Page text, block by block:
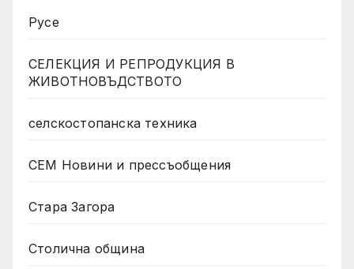
Русе
СЕЛЕКЦИЯ И РЕПРОДУКЦИЯ В
ЖИВОТНОВЪДСТВОТО
селскостопанска техника
СЕМ Новини и прессъобщения
Стара Загора
Столична община